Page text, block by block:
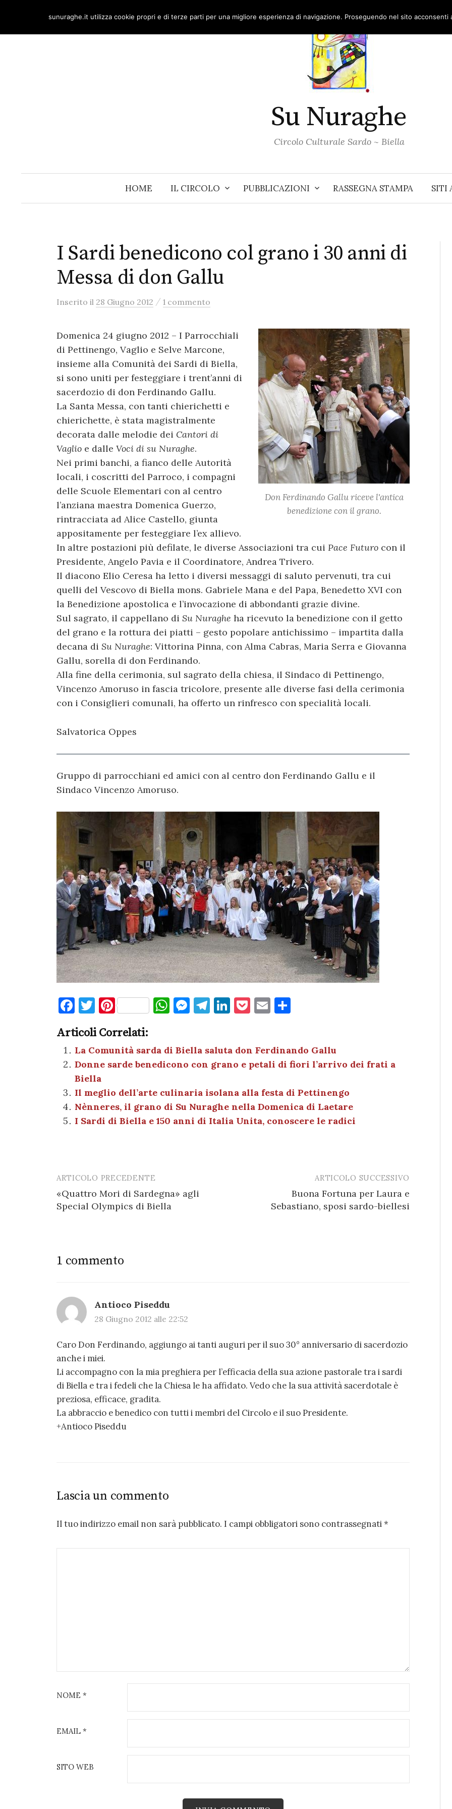
content
Su Nuraghe
Circolo Culturale Sardo ~ Biella
HOME IL CIRCOLO PUBBLICAZIONI RASSEGNA STAMPA SITI
I Sardi benedicono col grano i 30 anni di
Messa di don Gallu
Inserito il 28 Giugno 2012 / 1 commento
Don Ferdinando Gallu riceve l'antica
benedizione con il grano.
Domenica 24 giugno 2012 – I Parrocchiali
di Pettinengo, Vaglio e Selve Marcone,
insieme alla Comunità dei Sardi di Biella,
si sono uniti per festeggiare i trent’anni di
sacerdozio di don Ferdinando Gallu.
La Santa Messa, con tanti chierichetti e
chierichette, è stata magistralmente
decorata dalle melodie dei Cantori di
Vaglio e dalle Voci di su Nuraghe.
Nei primi banchi, a fianco delle Autorità
locali, i coscritti del Parroco, i compagni
delle Scuole Elementari con al centro
l’anziana maestra Domenica Guerzo,
rintracciata ad Alice Castello, giunta
appositamente per festeggiare l’ex allievo.
In altre postazioni più defilate, le diverse Associazioni tra cui Pace Futuro con il
Presidente, Angelo Pavia e il Coordinatore, Andrea Trivero.
Il diacono Elio Ceresa ha letto i diversi messaggi di saluto pervenuti, tra cui
quelli del Vescovo di Biella mons. Gabriele Mana e del Papa, Benedetto XVI con
la Benedizione apostolica e l’invocazione di abbondanti grazie divine.
Sul sagrato, il cappellano di Su Nuraghe ha ricevuto la benedizione con il getto
del grano e la rottura dei piatti – gesto popolare antichissimo – impartita dalla
decana di Su Nuraghe: Vittorina Pinna, con Alma Cabras, Maria Serra e Giovanna
Gallu, sorella di don Ferdinando.
Alla fine della cerimonia, sul sagrato della chiesa, il Sindaco di Pettinengo,
Vincenzo Amoruso in fascia tricolore, presente alle diverse fasi della cerimonia
con i Consiglieri comunali, ha offerto un rinfresco con specialità locali.
Salvatorica Oppes
Gruppo di parrocchiani ed amici con al centro don Ferdinando Gallu e il
Sindaco Vincenzo Amoruso.
F
c
e
b
o
o
k
T
it
te
r
Pi
er
es
t
W
s
A
p
p
M
n
g
er
T
gr
a
m
Li
e
dI
n
P
k
et
E
l di
vi
di
Articoli Correlati:
La Comunità sarda di Biella saluta don Ferdinando Gallu
Donne sarde benedicono con grano e petali di fiori l’arrivo dei frati a
Biella
Il meglio dell’arte culinaria isolana alla festa di Pettinengo
Nènneres, il grano di Su Nuraghe nella Domenica di Laetare
I Sardi di Biella e 150 anni di Italia Unita, conoscere le radici
Post
navigation
ARTICOLO PRECEDENTE
«Quattro Mori di Sardegna» agli
Special Olympics di Biella
ARTICOLO SUCCESSIVO
Buona Fortuna per Laura e
Sebastiano, sposi sardo-biellesi
1 commento
Antioco Piseddu
28 Giugno 2012 alle 22:52
Caro Don Ferdinando, aggiungo ai tanti auguri per il suo 30° anniversario di sacerdozio
anche i miei.
Li accompagno con la mia preghiera per l’efficacia della sua azione pastorale tra i sardi
di Biella e tra i fedeli che la Chiesa le ha affidato. Vedo che la sua attività sacerdotale è
preziosa, efficace, gradita.
La abbraccio e benedico con tutti i membri del Circolo e il suo Presidente.
+Antioco Piseddu
Lascia un commento
Il tuo indirizzo email non sarà pubblicato. I campi obbligatori sono contrassegnati*
NOME *
EMAIL *
SITO WEB
sunuraghe.it utilizza cookie propri e di terze parti per una migliore esperienza di navigazione. Proseguendo nel sito acconsenti